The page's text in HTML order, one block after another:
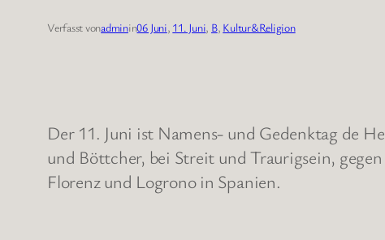
Verfasst vonadminin06 Juni, 11. Juni, B, Kultur&Religion
Der 11. Juni ist Namens- und Gedenktag de
und Böttcher, bei Streit und Traurigsein,
Florenz und Logrono in Spanien.